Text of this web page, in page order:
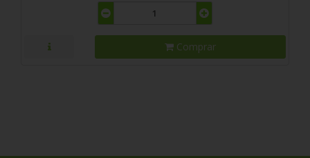
Comprar